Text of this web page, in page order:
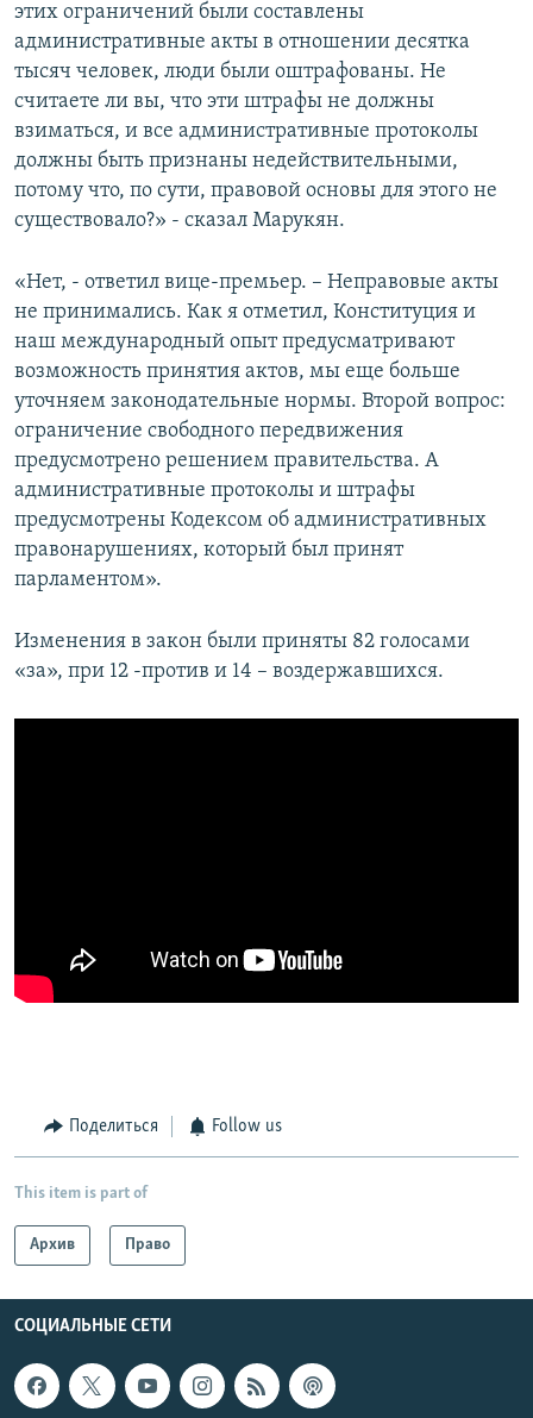
этих ограничений были составлены
административные акты в отношении десятка
тысяч человек, люди были оштрафованы. Не
считаете ли вы, что эти штрафы не должны
взиматься, и все административные протоколы
должны быть признаны недействительными,
потому что, по сути, правовой основы для этого не
существовало?» - сказал Марукян.
«Нет, - ответил вице-премьер. – Неправовые акты
не принимались. Как я отметил, Конституция и
наш международный опыт предусматривают
возможность принятия актов, мы еще больше
уточняем законодательные нормы. Второй вопрос:
ограничение свободного передвижения
предусмотрено решением правительства. А
административные протоколы и штрафы
предусмотрены Кодексом об административных
правонарушениях, который был принят
парламентом».
Изменения в закон были приняты 82 голосами
«за», при 12 -против и 14 – воздержавшихся.
Поделиться Follow us
This item is part of
Архив Право
СОЦИАЛЬНЫЕ СЕТИ